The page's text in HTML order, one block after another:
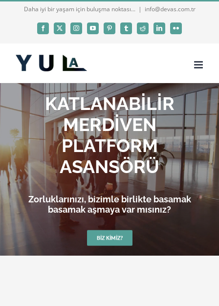
Daha iyi bir yaşam için buluşma noktası... | info@devas.com.tr
Facebook
X InstagramYouTubePinterestTumblrReddit LinkedInFlickr
KATLANABİLİR
MERDİVEN
PLATFORM
ASANSÖRÜ
Zorluklarınızı, bizimle birlikte basamak
basamak aşmaya var mısınız?
BIZ KIMIZ?